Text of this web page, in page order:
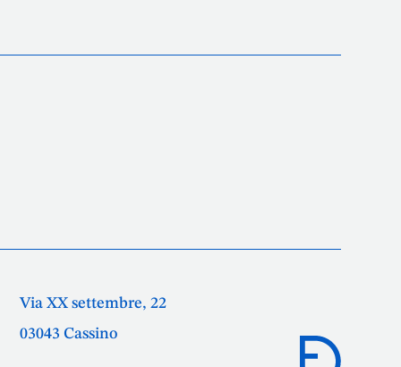
Via XX settembre, 22
03043 Cassino